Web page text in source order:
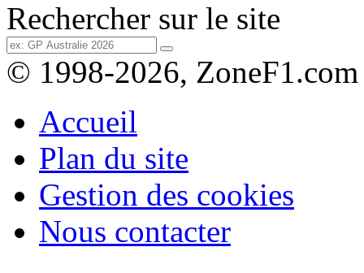
Rechercher sur le site
© 1998-2026, ZoneF1.com
Accueil
Plan du site
Gestion des cookies
Nous contacter